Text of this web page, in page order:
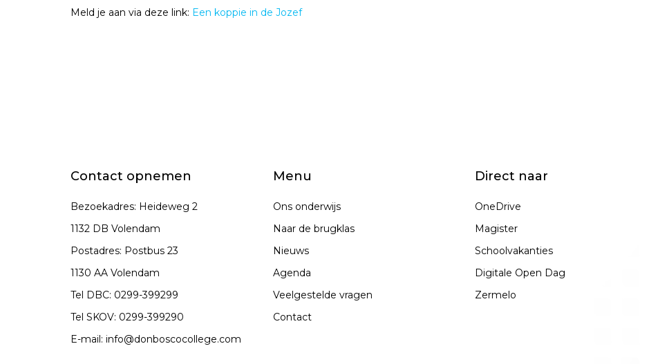
Meld je aan via deze link: Een koppie in de Jozef
Contact opnemen
Bezoekadres: Heideweg 2
1132 DB Volendam
Postadres: Postbus 23
1130 AA Volendam
Tel DBC: 0299-399299
Tel SKOV: 0299-399290
E-mail: info@donboscocollege.com
Menu
Ons onderwijs
Naar de brugklas
Nieuws
Agenda
Veelgestelde vragen
Contact
Direct naar
OneDrive
Magister
Schoolvakanties
Digitale Open Dag
Zermelo